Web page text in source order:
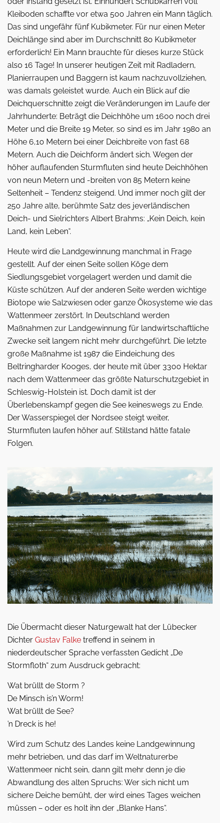
Kleiboden schaffte vor etwa 500 Jahren ein Mann täglich.
Das sind ungefähr fünf Kubikmeter. Für nur einen Meter
Deichlänge sind aber im Durchschnitt 80 Kubikmeter
erforderlich! Ein Mann brauchte für dieses kurze Stück
also 16 Tage! In unserer heutigen Zeit mit Radladern,
Planierraupen und Baggern ist kaum nachzuvollziehen,
was damals geleistet wurde. Auch ein Blick auf die
Deichquerschnitte zeigt die Veränderungen im Laufe der
Jahrhunderte: Beträgt die Deichhöhe um 1600 noch drei
Meter und die Breite 19 Meter, so sind es im Jahr 1980 an
Höhe 6,10 Metern bei einer Deichbreite von fast 68
Metern. Auch die Deichform ändert sich. Wegen der
höher auflaufenden Sturmfluten sind heute Deichhöhen
von neun Metern und -breiten von 85 Metern keine
Seltenheit – Tendenz steigend. Und immer noch gilt der
250 Jahre alte, berühmte Satz des jeverländischen
Deich- und Sielrichters Albert Brahms: „Kein Deich, kein
Land, kein ­Leben“.
Heute wird die Landgewinnung manch­mal in Frage
gestellt. Auf der einen Seite sollen Köge dem
Siedlungsgebiet vorgelagert werden und damit die
Küste schützen. Auf der anderen Seite werden wichtige
Biotope wie Salzwiesen oder ganze Ökosysteme wie das
Wattenmeer zerstört. In Deutschland werden
Maßnahmen zur Landgewinnung für landwirtschaftliche
Zwecke seit langem nicht mehr durchgeführt. Die letzte
große Maß­nahme ist 1987 die Eindeichung des
Beltringharder Kooges, der heute mit über 3300 Hektar
nach dem Wattenmeer das größte Naturschutzgebiet in
Schleswig-Holstein ist. Doch damit ist der
Überlebenskampf gegen die See keineswegs zu Ende.
Der Wasserspiegel der Nordsee steigt weiter,
Sturmfluten laufen höher auf. Stillstand hätte fatale
Folgen.
Die Übermacht dieser Naturgewalt hat der Lübecker
Dichter Gustav Falke treffend in seinem in
niederdeutscher Sprache verfassten Gedicht „De
Stormfloth“ zum Ausdruck gebracht:
Wat brüllt de Storm ?
De Minsch is’n Worm!
Wat brüllt de See?
’n Dreck is he!
Wird zum Schutz des Landes keine Landgewinnung
mehr betrieben, und das darf im Weltnaturerbe
Wattenmeer nicht sein, dann gilt mehr denn je die
Abwandlung des alten Spruchs: Wer sich nicht um
sichere Deiche bemüht, der wird eines Tages weichen
müssen – oder es holt ihn der „Blanke Hans“.